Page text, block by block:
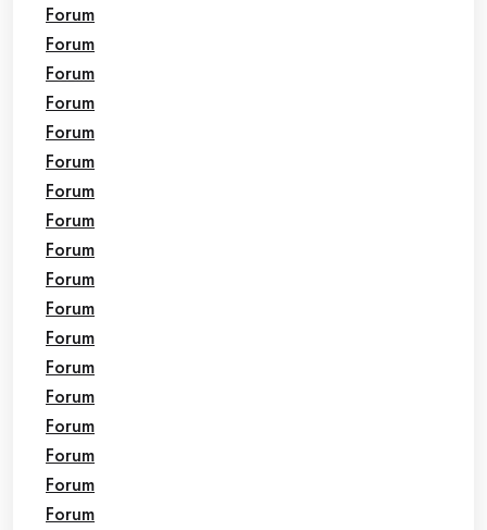
Forum
Forum
Forum
Forum
Forum
Forum
Forum
Forum
Forum
Forum
Forum
Forum
Forum
Forum
Forum
Forum
Forum
Forum